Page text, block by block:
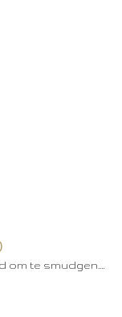
te smudgen.…